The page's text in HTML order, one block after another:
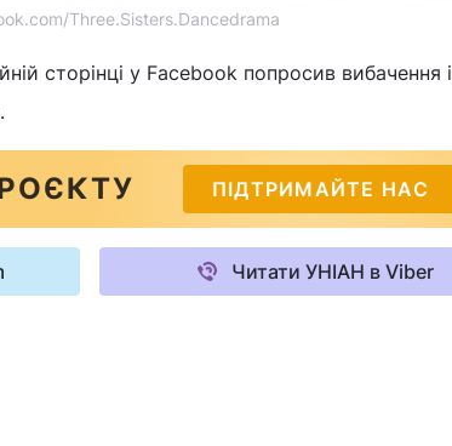
Three.Sisters.Dancedrama
сторінці у Facebook попросив вибачення і
ПІДТРИМАЙТЕ НАС
Читати УНІАН в Viber